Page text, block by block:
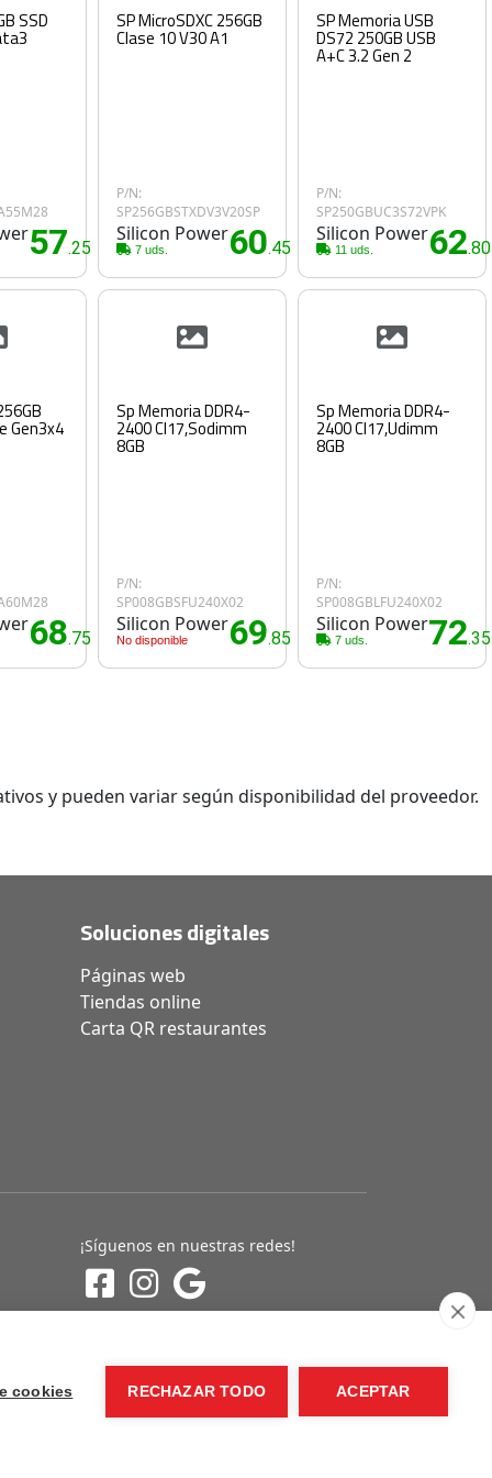
cookies RECHAZAR TODO ACEPTAR
SSD
57.25€
SP MicroSDXC 256GB
Clase 10 V30 A1
P/N:
SP256GBSTXDV3V20SP
Silicon Power
7 uds. 60.45€
SP Memoria USB
DS72 250GB USB
A+C 3.2 Gen 2
P/N:
SP250GBUC3S72VPK
Silicon Power
11 uds. 62
Gen3x4
68.75€
Sp Memoria DDR4-
2400 Cl17,Sodimm
8GB
P/N:
SP008GBSFU240X02
Silicon Power
No disponible 69.85€
Sp Memoria DDR4-
2400 Cl17,Udimm
8GB
P/N:
SP008GBLFU240X02
Silicon Power
7 uds. 72
y pueden variar según disponibilidad del proveedor.
Soluciones digitales
Páginas web
Tiendas online
Carta QR restaurantes
¡Síguenos en nuestras redes!